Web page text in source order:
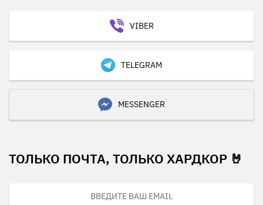
VIBER
TELEGRAM
MESSENGER
ТОЛЬКО ПОЧТА, ТОЛЬКО ХАРДКОР 🤘